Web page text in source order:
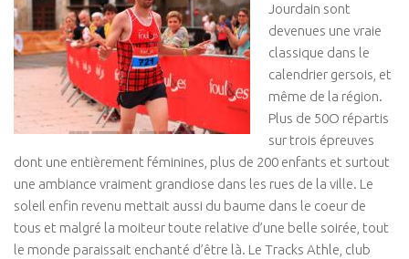
Jourdain sont
devenues une vraie
classique dans le
calendrier gersois, et
même de la région.
Plus de 50O répartis
sur trois épreuves
dont une entièrement féminines, plus de 200 enfants et surtout
une ambiance vraiment grandiose dans les rues de la ville. Le
soleil enfin revenu mettait aussi du baume dans le coeur de
tous et malgré la moiteur toute relative d’une belle soirée, tout
le monde paraissait enchanté d’être là. Le Tracks Athle, club